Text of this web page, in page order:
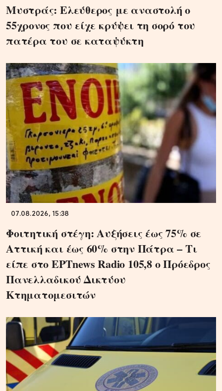
Μυστράς: Ελεύθερος με αναστολή ο
55χρονος που είχε κρύψει τη σορό του
πατέρα του σε καταψύκτη
07.08.2026, 15:38
Φοιτητική στέγη: Αυξήσεις έως 75% σε
Αττική και έως 60% στην Πάτρα – Τι
είπε στο ΕΡΤnews Radio 105,8 ο Πρόεδρος
Πανελλαδικού Δικτύου
Κτηματομεσιτών